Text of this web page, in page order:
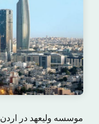
موسسه ولیعهد در اردن